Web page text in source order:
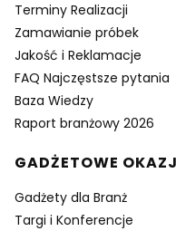
Terminy Realizacji
Zamawianie próbek
Jakość i Reklamacje
FAQ Najczęstsze pytania
Baza Wiedzy
Raport branżowy 2026
GADŻETOWE
Gadżety dla Branż
Targi i Konferencje